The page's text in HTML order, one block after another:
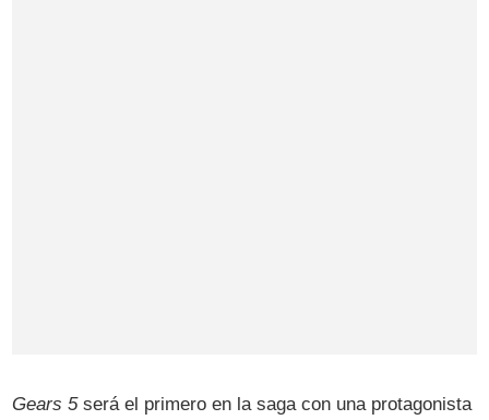
Gears 5será el primero en la saga con una protagonista